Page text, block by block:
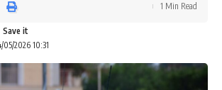
2026 10:31
1 Min Read